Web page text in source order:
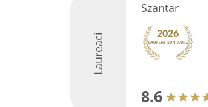
Laureaci
Szantar
8.6